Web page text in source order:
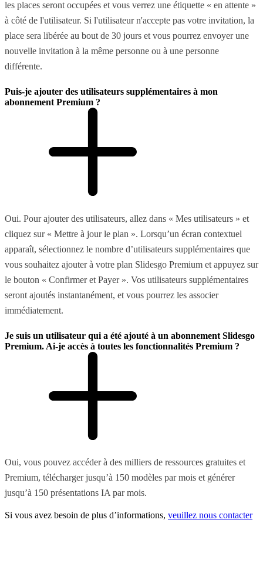
les places seront occupées et vous verrez une étiquette « en attente »
à côté de l'utilisateur. Si l'utilisateur n'accepte pas votre invitation, la
place sera libérée au bout de 30 jours et vous pourrez envoyer une
nouvelle invitation à la même personne ou à une personne
différente.
Puis-je ajouter des utilisateurs supplémentaires à mon
abonnement Premium ?
Oui. Pour ajouter des utilisateurs, allez dans « Mes utilisateurs » et
cliquez sur « Mettre à jour le plan ». Lorsqu’un écran contextuel
apparaît, sélectionnez le nombre d’utilisateurs supplémentaires que
vous souhaitez ajouter à votre plan Slidesgo Premium et appuyez sur
le bouton « Confirmer et Payer ». Vos utilisateurs supplémentaires
seront ajoutés instantanément, et vous pourrez les associer
immédiatement.
Je suis un utilisateur qui a été ajouté à un abonnement Slidesgo
Premium. Ai-je accès à toutes les fonctionnalités Premium ?
Oui, vous pouvez accéder à des milliers de ressources gratuites et
Premium, télécharger jusqu’à 150 modèles par mois et générer
jusqu’à 150 présentations IA par mois.
Si vous avez besoin de plus d’informations, veuillez nous contacter